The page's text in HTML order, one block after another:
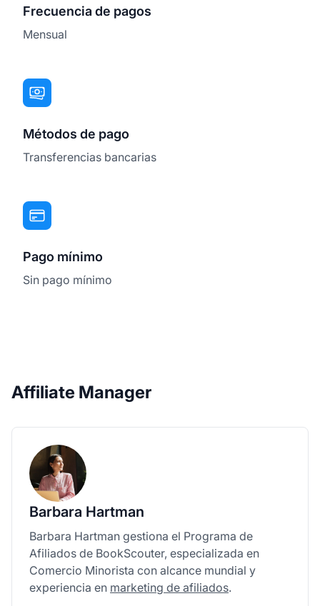
Frecuencia de pagos
Mensual
Métodos de pago
Transferencias bancarias
Pago mínimo
Sin pago mínimo
Affiliate Manager
Barbara Hartman
Barbara Hartman gestiona el Programa de
Afiliados de BookScouter, especializada en
Comercio Minorista con alcance mundial y
experiencia en marketing de afiliados.